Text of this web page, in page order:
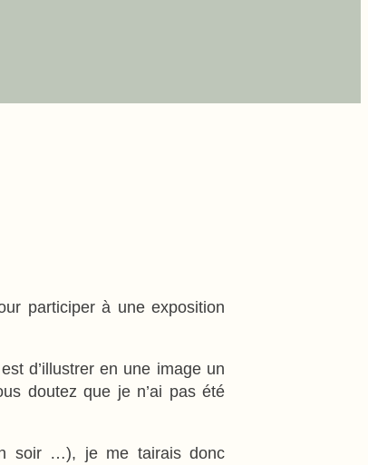
participer à une exposition
d’illustrer en une image un
doutez que je n’ai pas été
soir …), je me tairais donc